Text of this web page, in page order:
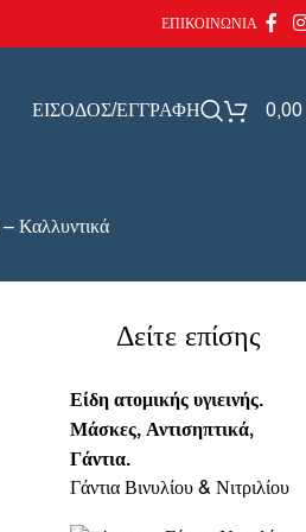
ΕΠΙΚΟΙΝΩΝΙΑ
ΕΙΣΟΔΟΣ/ΕΓΓΡΑΦΗ 0,00
– Καλλυντικά
Δείτε επίσης
Είδη ατομικής υγιεινής.
Μάσκες, Αντισηπτικά,
Γάντια.
Γάντια Βινυλίου & Νιτριλίου